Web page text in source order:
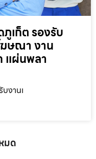
เก็ต รองรับ
ฆษณา งาน
แผ่นพลา
งานเ
มด